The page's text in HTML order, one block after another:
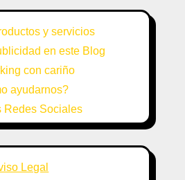
y servicios
en este Blog
con cariño
ayudarnos?
Redes Sociales
Legal